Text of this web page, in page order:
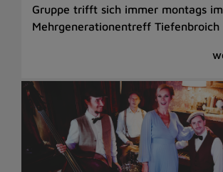
Gruppe trifft sich immer montags im
Mehrgenerationentreff Tiefenbroich